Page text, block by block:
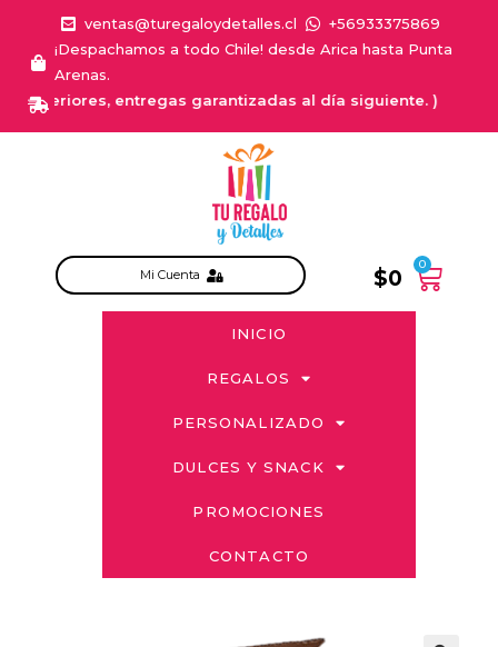
ventas@turegaloydetalles.cl
+56933375869
¡Despachamos a todo Chile! desde Arica hasta Punta
Arenas.
entregas garantizadas al día siguiente. )
Mi Cuenta $0
0
INICIO
REGALOS
PERSONALIZADO
DULCES Y SNACK
PROMOCIONES
CONTACTO